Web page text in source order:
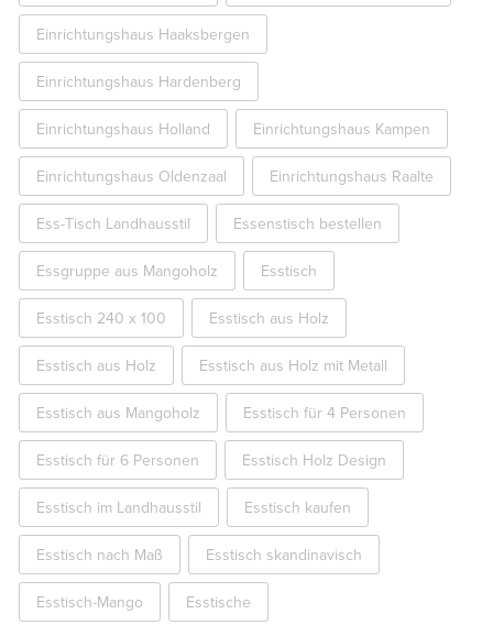
Einrichtungshaus Haaksbergen
Einrichtungshaus Hardenberg
Einrichtungshaus Holland Einrichtungshaus Kampen
Einrichtungshaus Oldenzaal Einrichtungshaus Raalte
Ess-Tisch Landhausstil Essenstisch bestellen
Essgruppe aus Mangoholz Esstisch
Esstisch 240 x 100 Esstisch aus Holz
Esstisch aus Holz Esstisch aus Holz mit Metall
Esstisch aus Mangoholz Esstisch für 4 Personen
Esstisch für 6 Personen Esstisch Holz Design
Esstisch im Landhausstil Esstisch kaufen
Esstisch nach Maß Esstisch skandinavisch
Esstisch-Mango Esstische